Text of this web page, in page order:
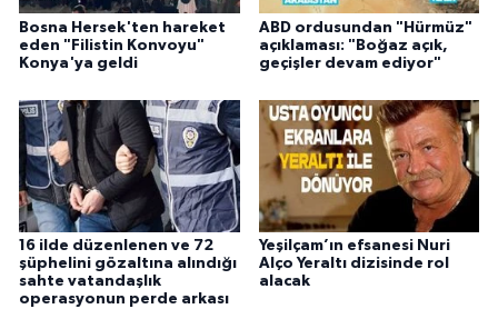
Bosna Hersek'ten hareket
eden "Filistin Konvoyu"
Konya'ya geldi
ABD ordusundan "Hürmüz"
açıklaması: "Boğaz açık,
geçişler devam ediyor"
16 ilde düzenlenen ve 72
şüphelini gözaltına alındığı
sahte vatandaşlık
operasyonun perde arkası
Yeşilçam’ın efsanesi Nuri
Alço Yeraltı dizisinde rol
alacak